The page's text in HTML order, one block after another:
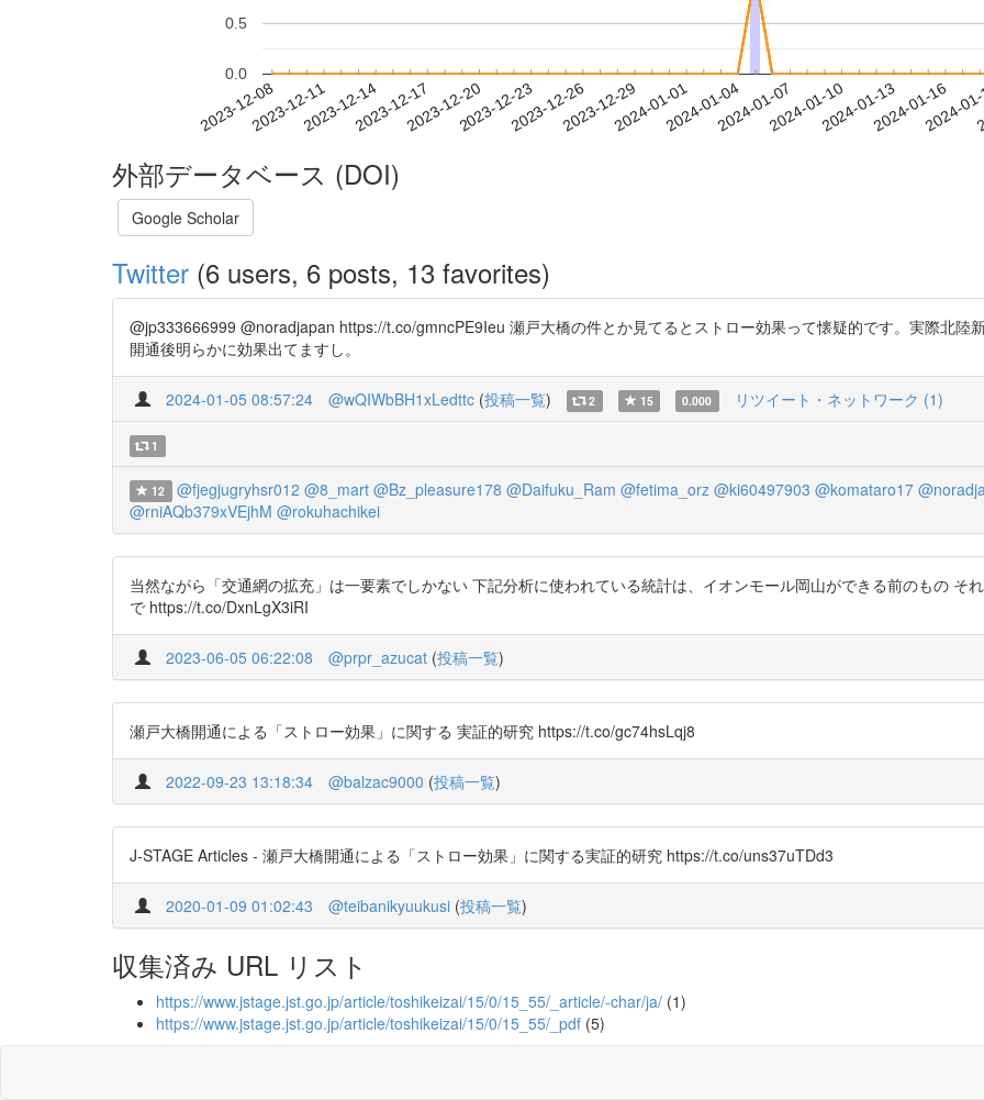
2023-12-082023-12-112023-12-142023-12-172023-12-202023-12-232023-12-262023-12-292024-01-012024-01-042024-01-072024-01-102024-01-132024-01-16
2024-
0.0
0.5
外部データベース (DOI)
Google Scholar
Twitter (6 users, 6 posts, 13 favorites)
@jp333666999 @noradjapan https://t.co/gmncPE9Ieu 瀬戸大橋の件とか見てるとストロー効果って懐疑的です。実際北陸
開通後明らかに効果出てますし。
2024-01-05 08:57:24 @wQIWbBH1xLedttc (投稿一覧) 2 15 0.000 リツイート・ネットワーク (1)
1
12 @fjegjugryhsr012 @8_mart @Bz_pleasure178 @Daifuku_Ram @fetima_orz @ki60497903 @komataro17
@rniAQb379xVEjhM @rokuhachikei
当然ながら「交通網の拡充」は一要素でしかない 下記分析に使われている統計は、イオンモール岡山ができる前のもの そ
で https://t.co/DxnLgX3iRI
2023-06-05 06:22:08 @prpr_azucat (投稿一覧)
瀬戸大橋開通による「ストロー効果」に関する 実証的研究 https://t.co/gc74hsLqj8
2022-09-23 13:18:34 @balzac9000 (投稿一覧)
J-STAGE Articles - 瀬戸大橋開通による「ストロー効果」に関する実証的研究 https://t.co/uns37uTDd3
2020-01-09 01:02:43 @teibanikyuukusi (投稿一覧)
収集済み URL リスト
https://www.jstage.jst.go.jp/article/toshikeizai/15/0/15_55/_article/-char/ja/ (1)
https://www.jstage.jst.go.jp/article/toshikeizai/15/0/15_55/_pdf (5)